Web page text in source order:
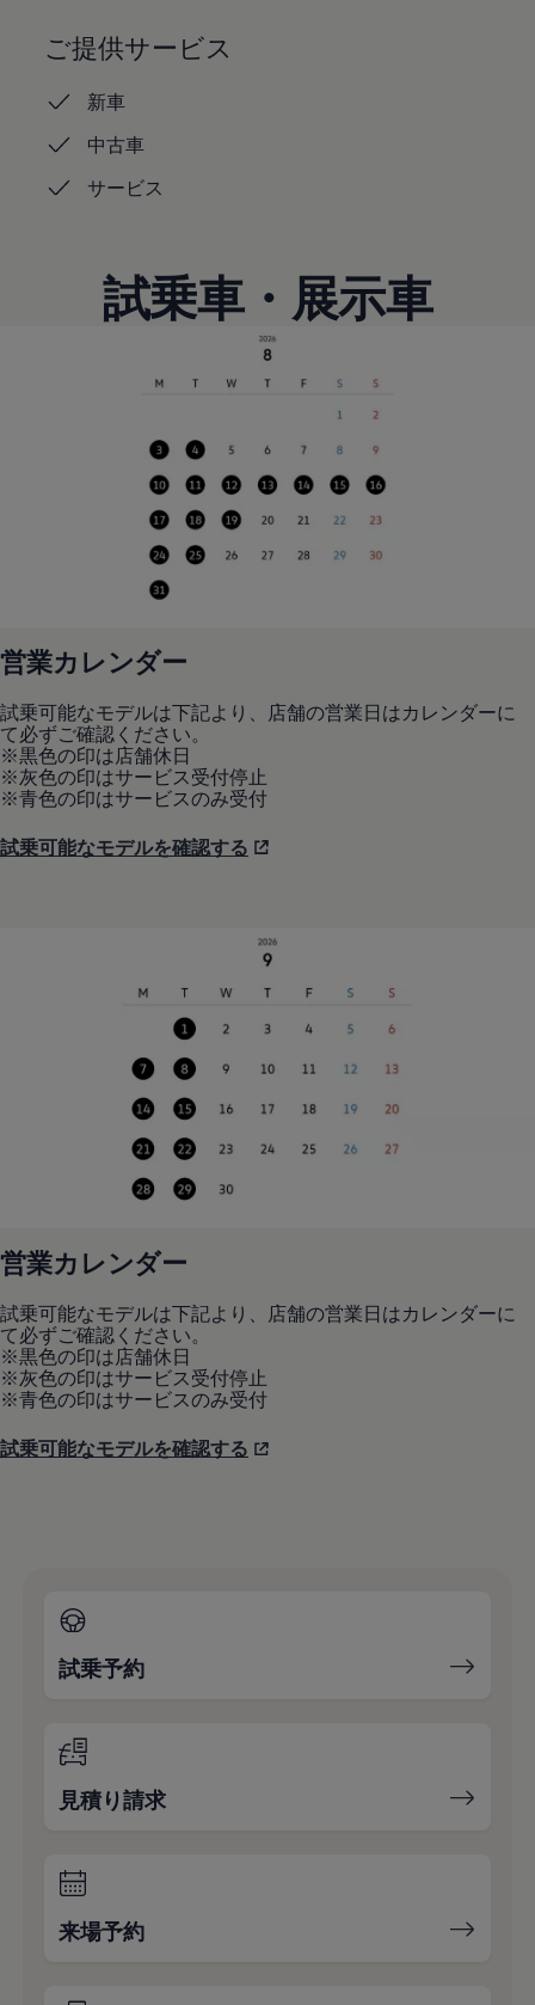
企業情報
会社概要
プレスリリース
2025
2024
2020
2019
2016
セーフティ マイスター
ご提供サービス
新車
中古車
サービス
試乗車・展示車
営業カレンダー
試乗可能なモデルは下記より、店舗の営業日はカレンダーに
て必ずご確認ください。
※黒色の印は店舗休日
※灰色の印はサービス受付停止
※青色の印はサービスのみ受付
試乗可能なモデルを確認する
営業カレンダー
試乗可能なモデルは下記より、店舗の営業日はカレンダーに
て必ずご確認ください。
※黒色の印は店舗休日
※灰色の印はサービス受付停止
※青色の印はサービスのみ受付
試乗可能なモデルを確認する
試乗予約
見積り請求
来場予約